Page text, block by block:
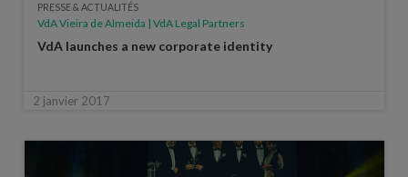
PRESSE & ACTUALITÉS
VdA Vieira de Almeida | VdA Legal Partners
VdA launches a new corporate identity
2 janvier 2017